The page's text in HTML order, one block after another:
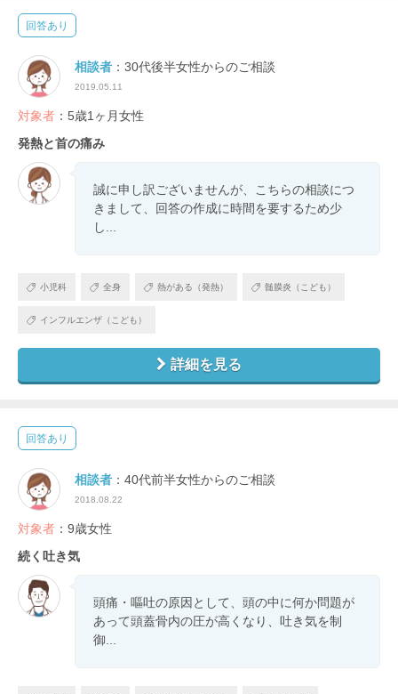
回答あり
相談者 ：30代後半女性からのご相談
2019.05.11
対象者 ：5歳1ヶ月女性
発熱と首の痛み
誠に申し訳ございませんが、こちらの相談につ
きまして、回答の作成に時間を要するため少
し...
小児科 全身 熱がある（発熱） 髄膜炎（こども）
インフルエンザ（こども）
詳細を見る
回答あり
相談者 ：40代前半女性からのご相談
2018.08.22
対象者 ：9歳女性
続く吐き気
頭痛・嘔吐の原因として、頭の中に何か問題が
あって頭蓋骨内の圧が高くなり、吐き気を制
御...